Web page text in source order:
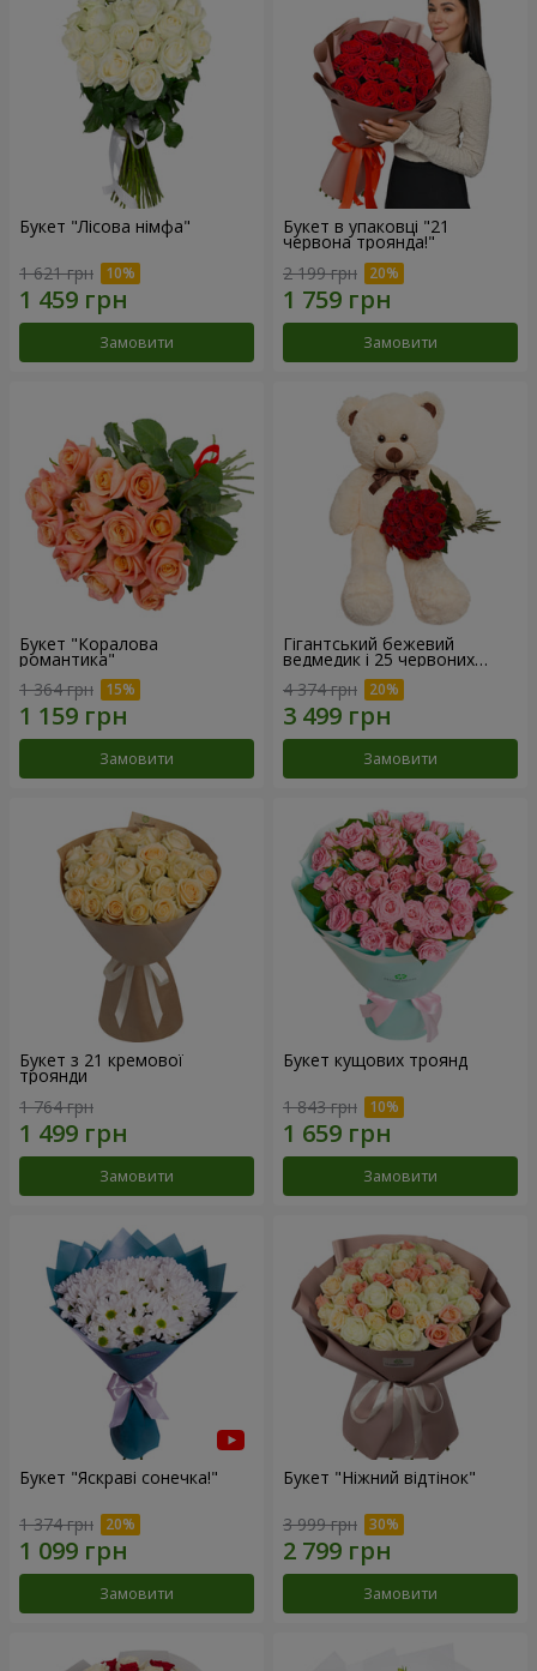
Букет "Лісова німфа"
1 621 грн
Замовити
Букет в упаковці "21
червона троянда!"
2 199 грн
Замовити
Букет "Коралова
романтика"
1 364 грн
Замовити
Гігантський бежевий
ведмедик і 25 червоних
троянд
4 374 грн
Замовити
Букет з 21 кремової
троянди
1 764 грн
Замовити
Букет кущових троянд
1 843 грн
Замовити
Букет "Яскраві сонечка!"
1 374 грн
Замовити
Букет "Ніжний відтінок"
3 999 грн
Замовити